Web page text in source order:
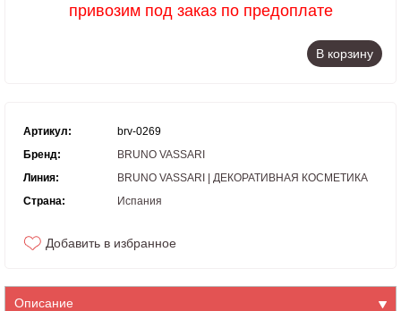
привозим под заказ по предоплате
В корзину
Артикул:
brv-0269
Бренд:
BRUNO VASSARI
Линия:
BRUNO VASSARI | ДЕКОРАТИВНАЯ КОСМЕТИКА
Страна:
Испания
Добавить в избранное
Описание